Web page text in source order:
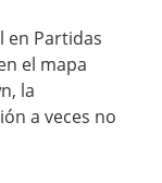
en Partidas
el mapa
la
a veces no